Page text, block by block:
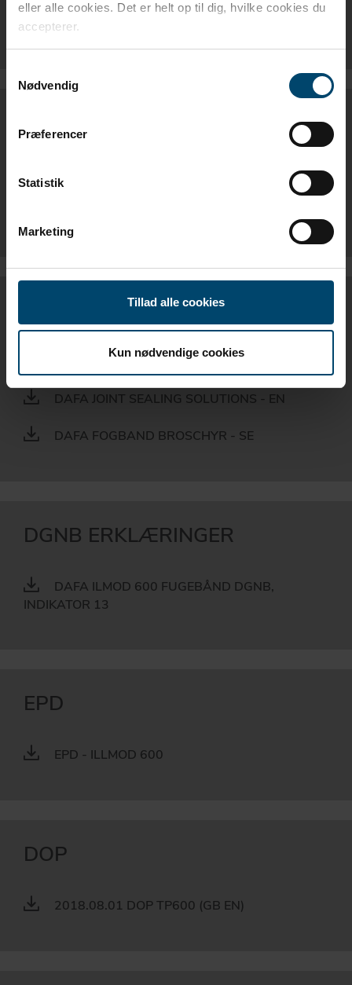
eller alle cookies. Det er helt op til dig, hvilke cookies du
accepterer.
Nødvendig
Præferencer
Statistik
Marketing
Tillad alle cookies
Kun nødvendige cookies
ILLMOD 600 - EN
MONTAGEVEJLEDNING
ILLMOD 600 & DAFA FLEX - DK
BROCHURE
DAFA FUGEBÅND BROCHURE - DK
DAFA JOINT SEALING SOLUTIONS - EN
DAFA FOGBAND BROSCHYR - SE
DGNB ERKLÆRINGER
DAFA ILMOD 600 FUGEBÅND DGNB,
INDIKATOR 13
EPD
EPD - ILLMOD 600
DOP
2018.08.01 DOP TP600 (GB EN)